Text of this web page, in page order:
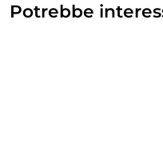
Potrebbe